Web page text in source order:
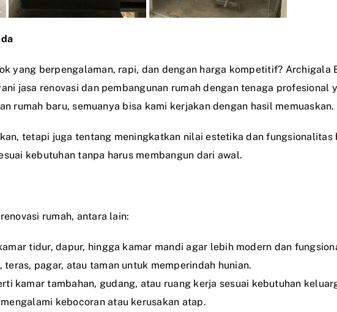
yang berpengalaman, rapi, dan dengan harga kompetitif? Archigala
jasa renovasi dan pembangunan rumah dengan tenaga
rumah baru, semuanya bisa kami kerjakan dengan hasil memuaskan.
tetapi juga tentang meningkatkan nilai estetika dan fungsionalitas
kebutuhan tanpa harus membangun dari awal.
rumah, antara lain:
tidur, dapur, hingga kamar mandi agar lebih modern dan
pagar, atau taman untuk memperindah hunian.
kamar tambahan, gudang, atau ruang kerja sesuai kebutuhan
kebocoran atau kerusakan atap.